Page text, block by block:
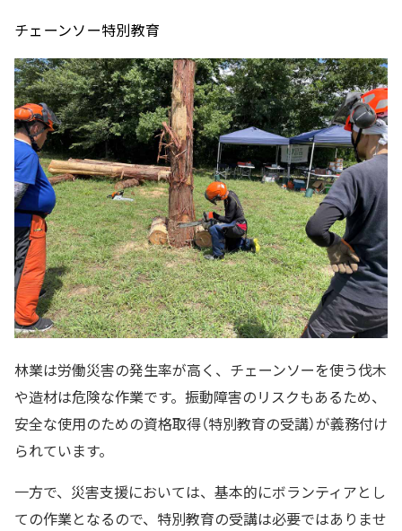
チェーンソー特別教育
林業は労働災害の発生率が高く、チェーンソーを使う伐木
や造材は危険な作業です。振動障害のリスクもあるため、
安全な使用のための資格取得（特別教育の受講）が義務付け
られています。
一方で、災害支援においては、基本的にボランティアとし
ての作業となるので、特別教育の受講は必要ではありませ